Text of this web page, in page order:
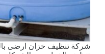
شركة تنظيف خزان ارضى